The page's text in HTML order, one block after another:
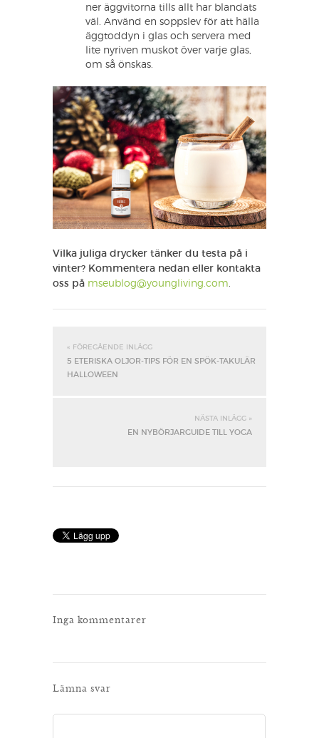
ner äggvitorna tills allt har blandats
väl. Använd en soppslev för att hälla
äggtoddyn i glas och servera med
lite nyriven muskot över varje glas,
om så önskas.
Vilka juliga drycker tänker du testa på i
vinter? Kommentera nedan eller kontakta
oss på mseublog@youngliving.com.
« FÖREGÅENDE INLÄGG
5 ETERISKA OLJOR-TIPS FÖR EN SPÖK-TAKULÄR
HALLOWEEN
NÄSTA INLÄGG »
EN NYBÖRJARGUIDE TILL YOGA
Inga kommentarer
Lämna svar